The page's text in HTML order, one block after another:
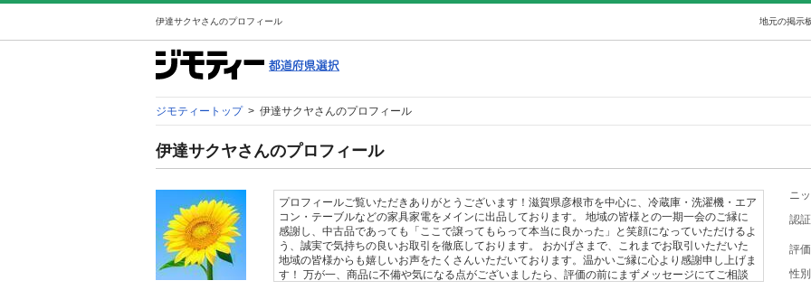
伊達サクヤさんのプロフィール 地元の掲示
ジモティートップ > 伊達サクヤさんのプロフィール
伊達サクヤさんのプロフィール
プロフィールご覧いただきありがとうございます！滋賀県彦根市を中心に、冷蔵庫・洗濯機・エア
コン・テーブルなどの家具家電をメインに出品しております。 地域の皆様との一期一会のご縁に
感謝し、中古品であっても「ここで譲ってもらって本当に良かった」と笑顔になっていただけるよ
う、誠実で気持ちの良いお取引を徹底しております。 おかげさまで、これまでお取引いただいた
地域の皆様からも嬉しいお声をたくさんいただいております。温かいご縁に心より感謝申し上げま
す！ 万が一、商品に不備や気になる点がございましたら、評価の前にまずメッセージにてご相談
ニ
認証
評価
性別